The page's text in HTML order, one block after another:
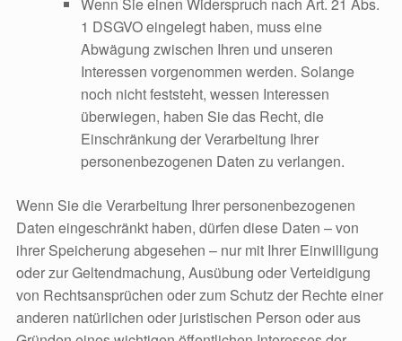
1 DSGVO eingelegt haben, muss eine
Abwägung zwischen Ihren und unseren
Interessen vorgenommen werden. Solange
noch nicht feststeht, wessen Interessen
überwiegen, haben Sie das Recht, die
Einschränkung der Verarbeitung Ihrer
personenbezogenen Daten zu verlangen.
Wenn Sie die Verarbeitung Ihrer personenbezogenen
Daten eingeschränkt haben, dürfen diese Daten – von
ihrer Speicherung abgesehen – nur mit Ihrer Einwilligung
oder zur Geltendmachung, Ausübung oder Verteidigung
von Rechtsansprüchen oder zum Schutz der Rechte einer
anderen natürlichen oder juristischen Person oder aus